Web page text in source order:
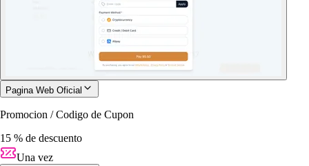
Pagina Web Oficial
Promocion / Codigo de Cupon
15 % de descuento
Una vez